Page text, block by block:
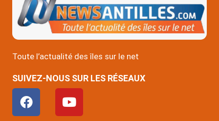
Toute l’actualité des îles sur le net
SUIVEZ-NOUS SUR LES RÉSEAUX
F
a
Y
o